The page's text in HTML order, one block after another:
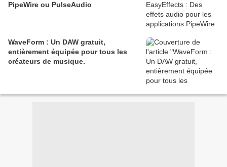
PipeWire ou PulseAudio
WaveForm : Un DAW gratuit,
entièrement équipée pour tous les
créateurs de musique.